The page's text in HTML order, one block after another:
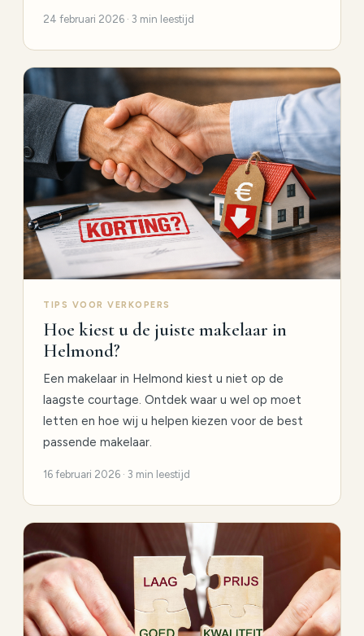
24 februari 2026 · 3 min leestijd
TIPS VOOR VERKOPERS
Hoe kiest u de juiste makelaar in
Helmond?
Een makelaar in Helmond kiest u niet op de
laagste courtage. Ontdek waar u wel op moet
letten en hoe wij u helpen kiezen voor de best
passende makelaar.
16 februari 2026 · 3 min leestijd